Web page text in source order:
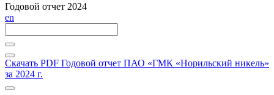
Годовой отчет 2024
en
Скачать PDF Годовой отчет ПАО «ГМК «Норильский никель»
за 2024 г.